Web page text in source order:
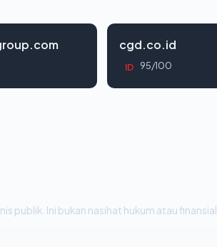
cgd.co.id
ID 95/100
publik. Ini bukan nasihat hukum atau finansial.